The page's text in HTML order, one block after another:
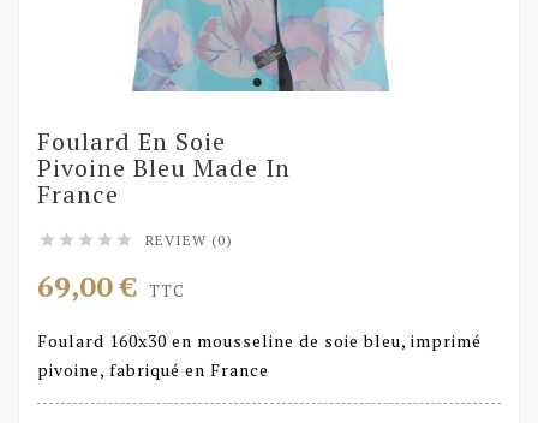
Foulard En Soie
Pivoine Bleu Made In
France
     REVIEW (0)
69,00 € TTC
Foulard 160x30 en mousseline de soie bleu, imprimé
pivoine, fabriqué en France